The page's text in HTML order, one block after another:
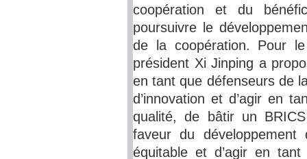
coopération et du
poursuivre le
de la coopération. Pour
président Xi Jinping a
en tant que défenseurs de
d’innovation et d’agir en
qualité, de bâtir un
faveur du
équitable et d’agir en